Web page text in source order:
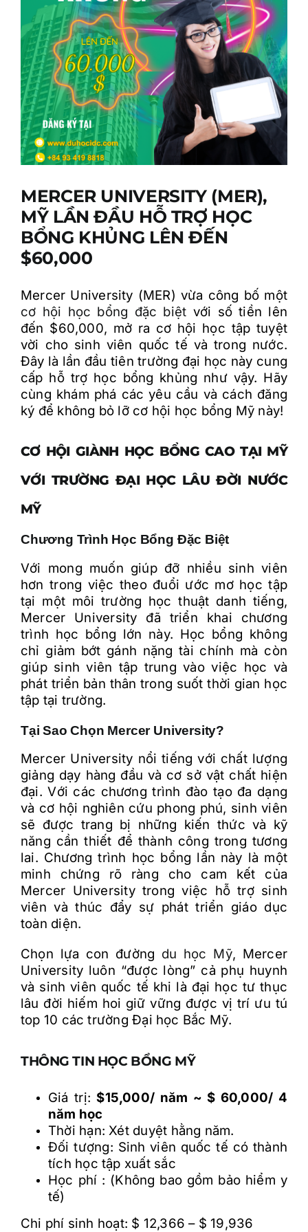
MERCER UNIVERSITY (MER),
MỸ LẦN ĐẦU HỖ TRỢ HỌC
BỔNG KHỦNG LÊN ĐẾN
$60,000
Mercer University (MER) vừa công bố một
cơ hội học bổng đặc biệt với số tiền lên
đến $60,000, mở ra cơ hội học tập tuyệt
vời cho sinh viên quốc tế và trong nước.
Đây là lần đầu tiên trường đại học này cung
cấp hỗ trợ học bổng khủng như vậy. Hãy
cùng khám phá các yêu cầu và cách đăng
ký để không bỏ lỡ cơ hội học bổng Mỹ này!
CƠ HỘI GIÀNH HỌC BỔNG CAO TẠI MỸ
VỚI TRƯỜNG ĐẠI HỌC LÂU ĐỜI NƯỚC
MỸ
Chương Trình Học Bổng Đặc Biệt
Với mong muốn giúp đỡ nhiều sinh viên
hơn trong việc theo đuổi ước mơ học tập
tại một môi trường học thuật danh tiếng,
Mercer University đã triển khai chương
trình học bổng lớn này. Học bổng không
chỉ giảm bớt gánh nặng tài chính mà còn
giúp sinh viên tập trung vào việc học và
phát triển bản thân trong suốt thời gian học
tập tại trường.
Tại Sao Chọn Mercer University?
Mercer University nổi tiếng với chất lượng
giảng dạy hàng đầu và cơ sở vật chất hiện
đại. Với các chương trình đào tạo đa dạng
và cơ hội nghiên cứu phong phú, sinh viên
sẽ được trang bị những kiến thức và kỹ
năng cần thiết để thành công trong tương
lai. Chương trình học bổng lần này là một
minh chứng rõ ràng cho cam kết của
Mercer University trong việc hỗ trợ sinh
viên và thúc đẩy sự phát triển giáo dục
toàn diện.
Chọn lựa con đường du học Mỹ, Mercer
University luôn “được lòng” cả phụ huynh
và sinh viên quốc tế khi là đại học tư thục
lâu đời hiếm hoi giữ vững được vị trí ưu tú
top 10 các trường Đại học Bắc Mỹ.
THÔNG TIN HỌC BỔNG MỸ
Giá trị:$15,000/ năm ~ $ 60,000/ 4
năm học
Thời hạn: Xét duyệt hằng năm.
Đối tượng: Sinh viên quốc tế có thành
tích học tập xuất sắc
Học phí : (Không bao gồm bảo hiểm y
tế)
Chi phí sinh hoạt: $ 12,366 – $ 19,936